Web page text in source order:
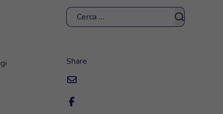
Cerca
Share